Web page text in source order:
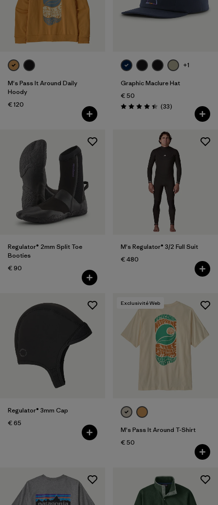
Filtrer par
Tissu
Filtrer par
Famille de produits
Filtrer par
Volume
Filtrer par
Température
M's Pass It Around Daily
Hoody
€ 120
+1
Graphic Maclure Hat
€ 50
Évaluation: 4.4 / 5
(33Avis
)
Regulator® 2mm Split Toe
Booties
€ 90
M's Regulator® 3/2 Full Suit
€ 480
Regulator® 3mm Cap
€ 65
Exclusivité Web
M's Pass It Around T-Shirt
€ 50